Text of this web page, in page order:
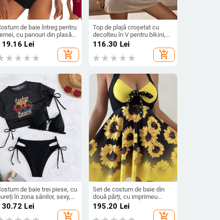
de baie întreg pentru
cu panouri din plasă,
pentru sân, fără
material cu uscare
elasticitate ridicată.
Lei
add_shopping_cart
Top de plajă croșetat cu
decolteu în V pentru bikini,
design cu ochiuri, protecție
solară (poliestru, 150 g/m²,
căptușeală din bumbac
116.30 Lei
add_shopping_cart
de baie trei piese, cu
în zona sânilor, sexy,
strânsă, elasticitate
material nylon 80%,
Lei
add_shopping_cart
Set de costum de baie din
două părți, cu imprimeu
floral, cu burete pentru bust
și fără suport din oțel, fără
195.20 Lei
add_shopping_cart